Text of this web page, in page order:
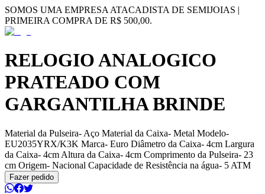
SOMOS UMA EMPRESA ATACADISTA DE SEMIJOIAS |
PRIMEIRA COMPRA DE R$ 500,00.
RELOGIO ANALOGICO
PRATEADO COM
GARGANTILHA BRINDE
Material da Pulseira- Aço Material da Caixa- Metal Modelo-
EU2035YRX/K3K Marca- Euro Diâmetro da Caixa- 4cm Largura
da Caixa- 4cm Altura da Caixa- 4cm Comprimento da Pulseira- 23
cm Origem- Nacional Capacidade de Resistência na água- 5 ATM
Fazer pedido